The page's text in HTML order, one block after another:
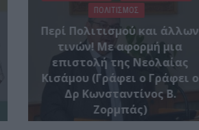
ΠΟΛΙΤΙΣΜΟΣ
Περί Πολιτισμού και άλλων
τινών! Mε αφορμή μια
επιστολή της Νεολαίας
Κισάμου (Γράφει ο Γράφει ο
Δρ Κωνσταντίνος Β.
Ζορμπάς)